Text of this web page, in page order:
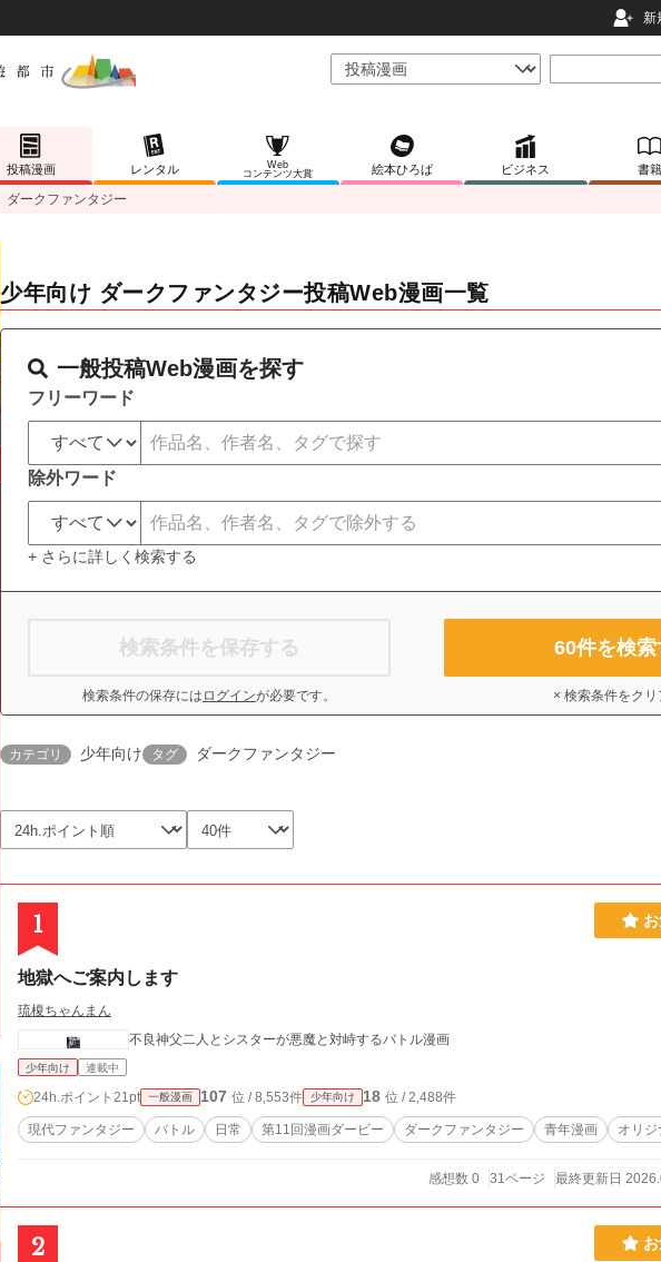
新
投稿漫画 レンタル
Web
コンテンツ大賞
絵本ひろば ビジネス 書籍
ダークファンタジー
少年向け ダークファンタジー投稿Web漫画一覧
一般投稿Web漫画を探す
フリーワード
除外ワード
+ さらに詳しく検索する
検索条件を保存する
検索条件の保存には ログインが必要です。
60件を検索
× 検索条件をクリ
カテゴリ 少年向け タグ ダークファンタジー
1
地獄へご案内します
琉榎ちゃんまん
不良神父二人とシスターが悪魔と対峙するバトル漫画
少年向け 連載中
24h.ポイント 21pt 一般漫画 107 位 / 8,553件 少年向け 18 位 / 2,488件
現代ファンタジー バトル 日常 第11回漫画ダービー ダークファンタジー 青年漫画 オリジ
感想数 0 31ページ 最終更新日
2